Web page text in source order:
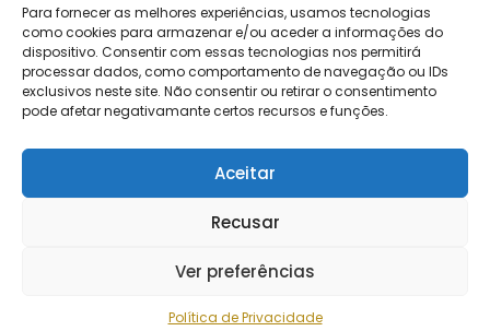
Para fornecer as melhores experiências, usamos tecnologias
como cookies para armazenar e/ou aceder a informações do
dispositivo. Consentir com essas tecnologias nos permitirá
processar dados, como comportamento de navegação ou IDs
exclusivos neste site. Não consentir ou retirar o consentimento
pode afetar negativamante certos recursos e funções.
Aceitar
Recusar
Ver preferências
Política de Privacidade
Copyright © 2026 |Equipa de Comunicação Digital
Política de Privacidade| PPPDPAECM|PPRCIC
CONTACTOS
Segue-nos